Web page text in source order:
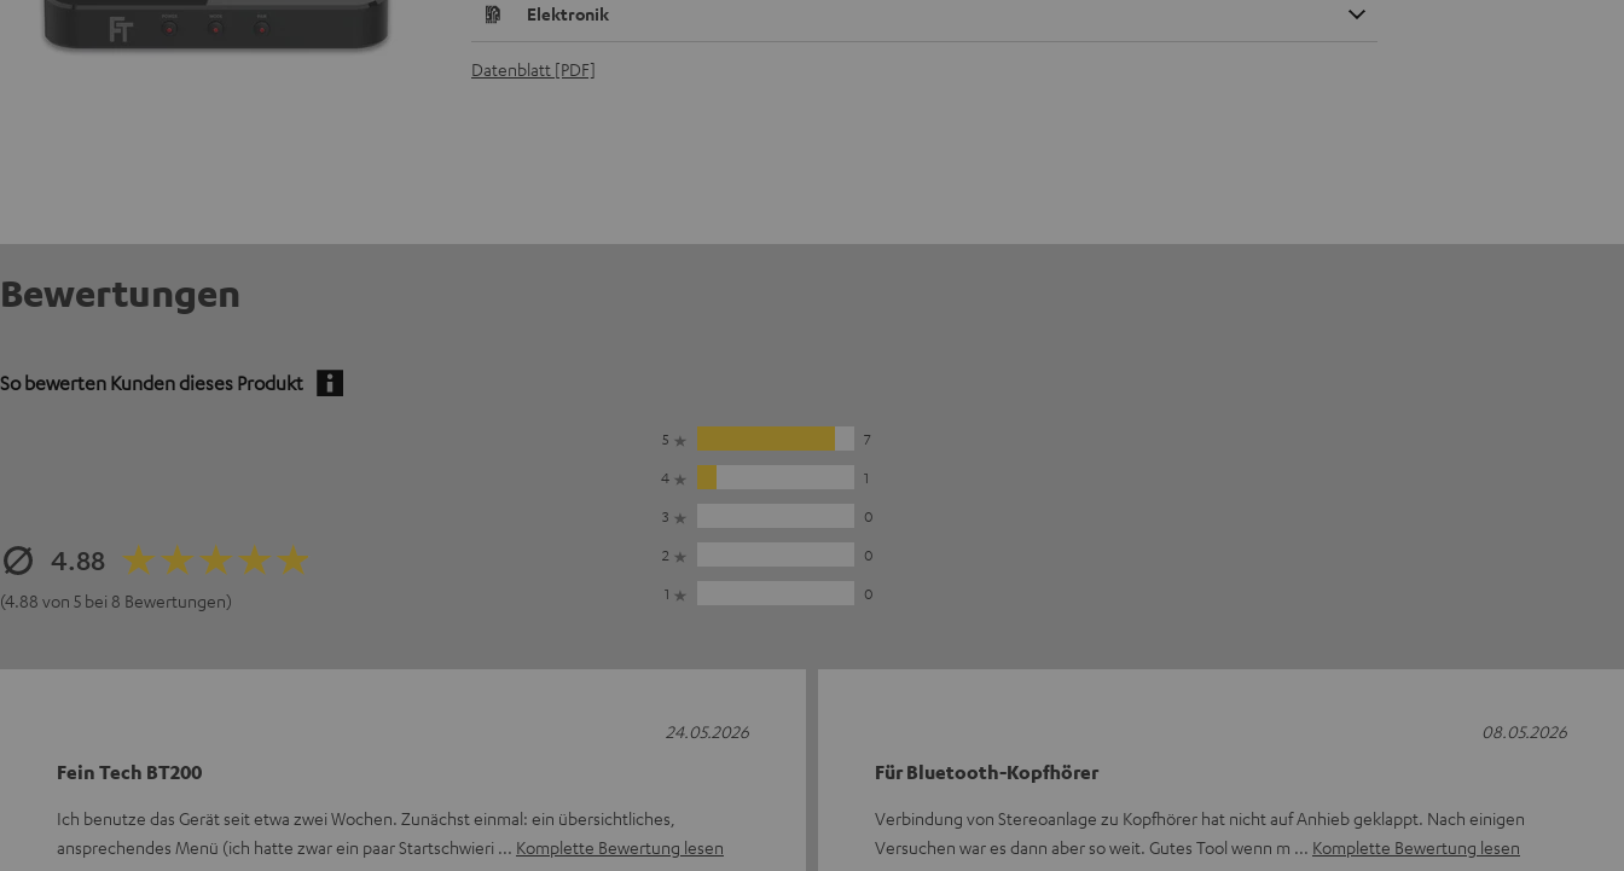
Elektronik
Datenblatt [PDF]
Bewertungen
So bewerten Kunden dieses Produkt
4.88
(4.88 von 5 bei 8 Bewertungen)
5
7
4
1
3
0
2
0
1
0
Fein Tech BT200
Ich benutze das Gerät seit etwa zwei Wochen. Zunächst einmal: ein übersichtliches,
ansprechendes Menü (ich hatte zwar ein paar Startschwieri
Komplette Bewertung lesen
24.05.2026
Für Bluetooth-Kopfhörer
Verbindung von Stereoanlage zu Kopfhörer hat nicht auf Anhieb geklappt. Nach einigen
Versuchen war es dann aber so weit. Gutes Tool wenn m
Komplette Bewertung lesen
08.05.2026